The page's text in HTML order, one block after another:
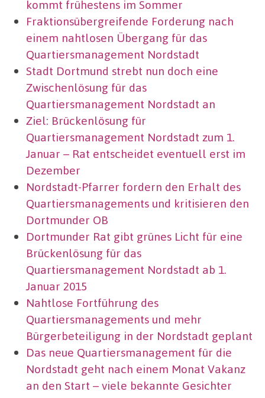
kommt frühestens im Sommer
Fraktionsübergreifende Forderung nach
einem nahtlosen Übergang für das
Quartiersmanagement Nordstadt
Stadt Dortmund strebt nun doch eine
Zwischenlösung für das
Quartiersmanagement Nordstadt an
Ziel: Brückenlösung für
Quartiersmanagement Nordstadt zum 1.
Januar – Rat entscheidet eventuell erst im
Dezember
Nordstadt-Pfarrer fordern den Erhalt des
Quartiersmanagements und kritisieren den
Dortmunder OB
Dortmunder Rat gibt grünes Licht für eine
Brückenlösung für das
Quartiersmanagement Nordstadt ab 1.
Januar 2015
Nahtlose Fortführung des
Quartiersmanagements und mehr
Bürgerbeteiligung in der Nordstadt geplant
Das neue Quartiersmanagement für die
Nordstadt geht nach einem Monat Vakanz
an den Start – viele bekannte Gesichter